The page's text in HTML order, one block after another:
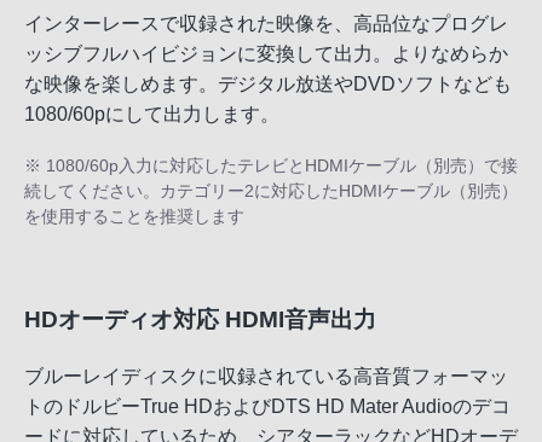
インターレースで収録された映像を、高品位なプログレ
ッシブフルハイビジョンに変換して出力。よりなめらか
な映像を楽しめます。デジタル放送やDVDソフトなども
1080/60pにして出力します。
※ 1080/60p入力に対応したテレビとHDMIケーブル（別売）で接
続してください。カテゴリー2に対応したHDMIケーブル（別売）
を使用することを推奨します
HDオーディオ対応 HDMI音声出力
ブルーレイディスクに収録されている高音質フォーマッ
トのドルビーTrue HDおよびDTS HD Mater Audioのデコ
ードに対応しているため、シアターラックなどHDオーデ